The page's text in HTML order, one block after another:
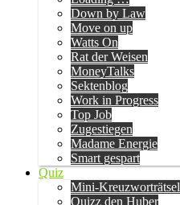
Down by Law
Move on up
Watts On
Rat der Weisen
MoneyTalks
Sektenblog
Work in Progress
Top Job
Zugestiegen
Madame Energie
Smart gespart
Quiz
Mini-Kreuzworträtsel
Quizz den Huber